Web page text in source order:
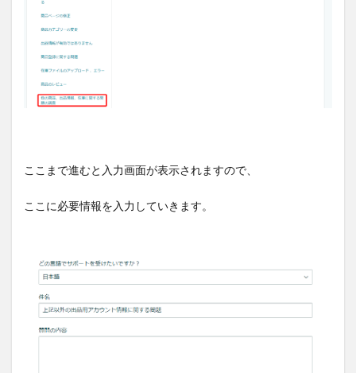
ここまで進むと入力画面が表示されますので、
ここに必要情報を入力していきます。